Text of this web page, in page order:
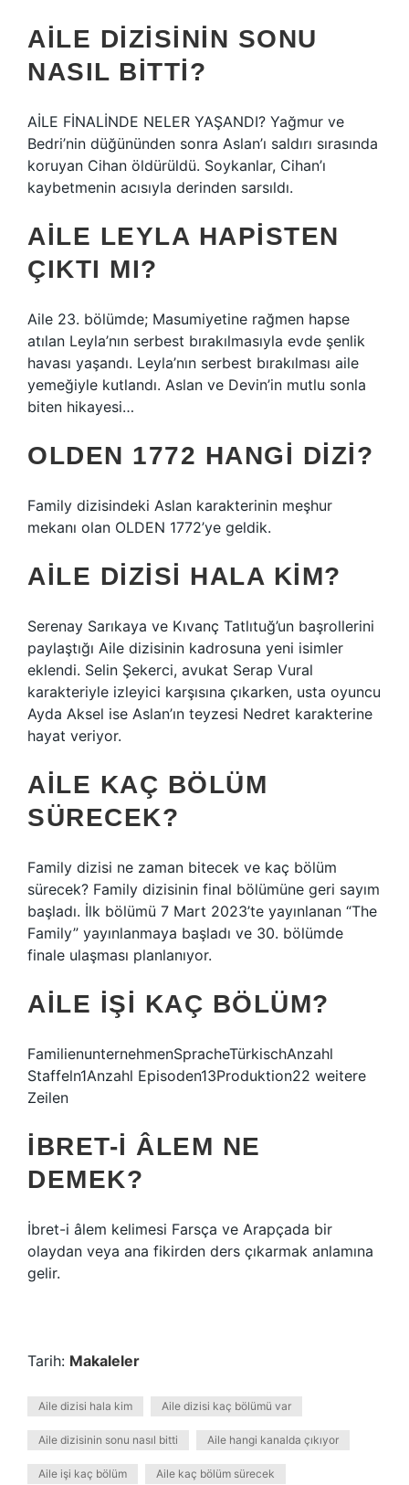
AILE DIZISININ SONU
NASIL BITTI?
AİLE FİNALİNDE NELER YAŞANDI? Yağmur ve
Bedri’nin düğününden sonra Aslan’ı saldırı sırasında
koruyan Cihan öldürüldü. Soykanlar, Cihan’ı
kaybetmenin acısıyla derinden sarsıldı.
AILE LEYLA HAPISTEN
ÇIKTI MI?
Aile 23. bölümde; Masumiyetine rağmen hapse
atılan Leyla’nın serbest bırakılmasıyla evde şenlik
havası yaşandı. Leyla’nın serbest bırakılması aile
yemeğiyle kutlandı. Aslan ve Devin’in mutlu sonla
biten hikayesi…
OLDEN 1772 HANGI DIZI?
Family dizisindeki Aslan karakterinin meşhur
mekanı olan OLDEN 1772’ye geldik.
AILE DIZISI HALA KIM?
Serenay Sarıkaya ve Kıvanç Tatlıtuğ’un başrollerini
paylaştığı Aile dizisinin kadrosuna yeni isimler
eklendi. Selin Şekerci, avukat Serap Vural
karakteriyle izleyici karşısına çıkarken, usta oyuncu
Ayda Aksel ise Aslan’ın teyzesi Nedret karakterine
hayat veriyor.
AILE KAÇ BÖLÜM
SÜRECEK?
Family dizisi ne zaman bitecek ve kaç bölüm
sürecek? Family dizisinin final bölümüne geri sayım
başladı. İlk bölümü 7 Mart 2023’te yayınlanan “The
Family” yayınlanmaya başladı ve 30. bölümde
finale ulaşması planlanıyor.
AILE IŞI KAÇ BÖLÜM?
FamilienunternehmenSpracheTürkischAnzahl
Staffeln1Anzahl Episoden13Produktion22 weitere
Zeilen
İBRET-I ÂLEM NE
DEMEK?
İbret-i âlem kelimesi Farsça ve Arapçada bir
olaydan veya ana fikirden ders çıkarmak anlamına
gelir.
Tarih: Makaleler
Aile dizisi hala kim Aile dizisi kaç bölümü var
Aile dizisinin sonu nasıl bitti Aile hangi kanalda çıkıyor
Aile işi kaç bölüm Aile kaç bölüm sürecek